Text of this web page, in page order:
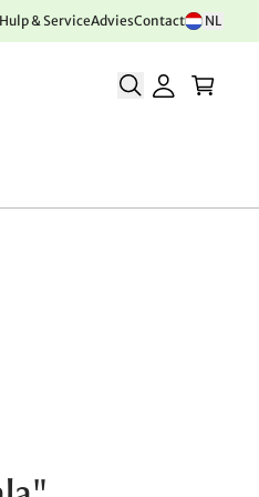
Hulp & ServiceAdviesContact NL